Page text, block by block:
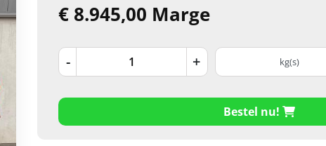
€ 8.945,00 Marge
- + kg(s)
Bestel nu!